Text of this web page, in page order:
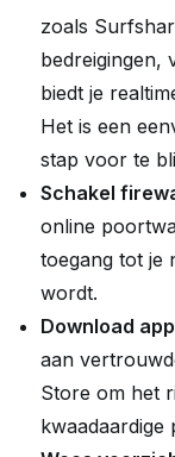
zoals
bedreigingen,
biedt je
Het is een
stap voor te
Schakel
online
toegang tot je
wordt.
Download
aan
Store om het
kwaadaardige